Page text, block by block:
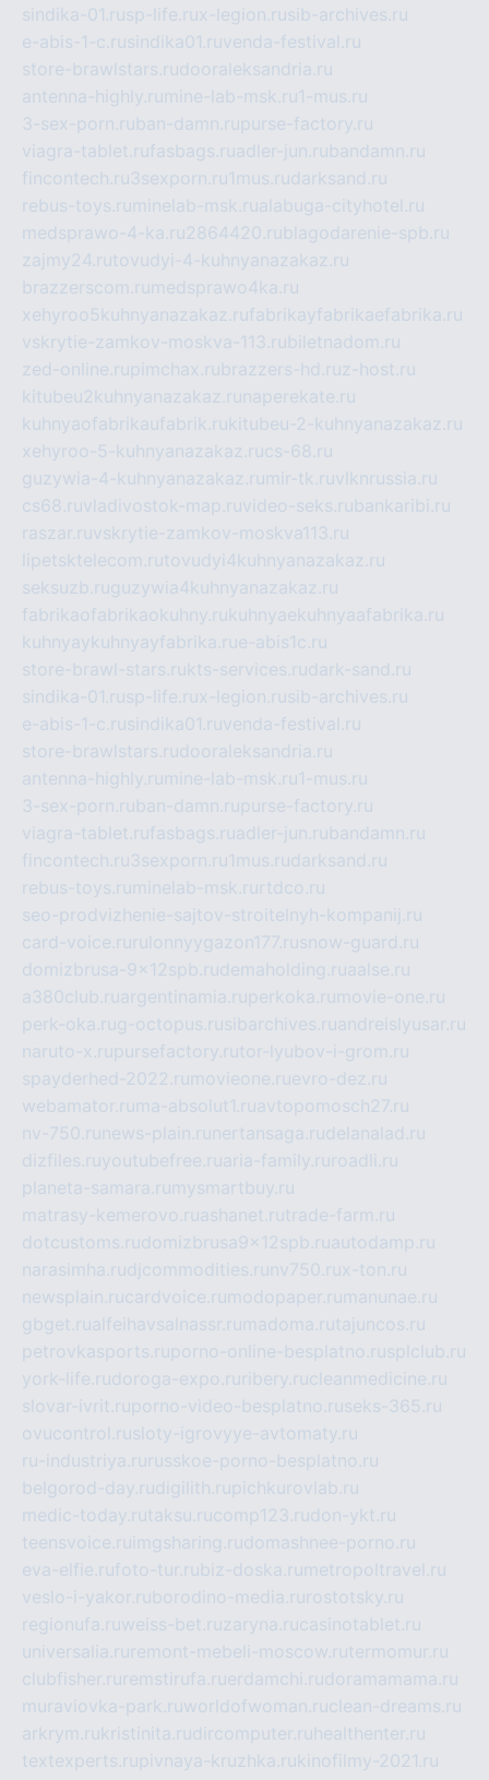
sindika-01.rusp-life.rux-legion.rusib-archives.ru
e-abis-1-c.rusindika01.ruvenda-festival.ru
store-brawlstars.rudooraleksandria.ru
antenna-highly.ru mine-lab-msk.ru1-mus.ru
3-sex-porn.ruban-damn.rupurse-factory.ru
viagra-tablet.rufasbags.ruadler-jun.rubandamn.ru
fincontech.ru3sexporn.ru1mus.rudarksand.ru
rebus-toys.ru minelab-msk.rualabuga-cityhotel.ru
medsprawo-4-ka.ru2864420.rublagodarenie-spb.ru
zajmy24.rutovudyi-4-kuhnyanazakaz.ru
brazzerscom.ru medsprawo4ka.ru
xehyroo5kuhnyanazakaz.rufabrikayfabrikaefabrika.ru
vskrytie-zamkov-moskva-113.rubiletnadom.ru
zed-online.rupimchax.rubrazzers-hd.ruz-host.ru
kitubeu2kuhnyanazakaz.ru naperekate.ru
kuhnyaofabrikaufabrik.rukitubeu-2-kuhnyanazakaz.ru
xehyroo-5-kuhnyanazakaz.rucs-68.ru
guzywia-4-kuhnyanazakaz.ru mir-tk.ruvlknrussia.ru
cs68.ruvladivostok-map.ruvideo-seks.rubankaribi.ru
raszar.ruvskrytie-zamkov-moskva113.ru
lipetsktelecom.rutovudyi4kuhnyanazakaz.ru
seksuzb.ruguzywia4kuhnyanazakaz.ru
fabrikaofabrikaokuhny.rukuhnyaekuhnyaafabrika.ru
kuhnyaykuhnyayfabrika.rue-abis1c.ru
store-brawl-stars.rukts-services.rudark-sand.ru
sindika-01.rusp-life.rux-legion.rusib-archives.ru
e-abis-1-c.rusindika01.ruvenda-festival.ru
store-brawlstars.rudooraleksandria.ru
antenna-highly.ru mine-lab-msk.ru1-mus.ru
3-sex-porn.ruban-damn.rupurse-factory.ru
viagra-tablet.rufasbags.ruadler-jun.rubandamn.ru
fincontech.ru3sexporn.ru1mus.rudarksand.ru
rebus-toys.ru minelab-msk.ru rtdco.ru
seo-prodvizhenie-sajtov-stroitelnyh-kompanij.ru
card-voice.ru rulonnyygazon177.rusnow-guard.ru
domizbrusa-9x12spb.rudemaholding.ruaalse.ru
a380club.ruargentinamia.ruperkoka.ru movie-one.ru
perk-oka.rug-octopus.rusibarchives.ruandreislyusar.ru
naruto-x.rupursefactory.rutor-lyubov-i-grom.ru
spayderhed-2022.ru movieone.ruevro-dez.ru
webamator.ru ma-absolut1.ruavtopomosch27.ru
nv-750.ru news-plain.ru nertansaga.rudelanalad.ru
dizfiles.ruyoutubefree.ruaria-family.ru roadli.ru
planeta-samara.ru mysmartbuy.ru
matrasy-kemerovo.ruashanet.rutrade-farm.ru
dotcustoms.rudomizbrusa9x12spb.ruautodamp.ru
narasimha.rudjcommodities.ru nv750.rux-ton.ru
newsplain.rucardvoice.ru modopaper.ru manunae.ru
gbget.rualfeihavsalnassr.ru madoma.rutajuncos.ru
petrovkasports.ruporno-online-besplatno.rusplclub.ru
york-life.rudoroga-expo.ru ribery.rucleanmedicine.ru
slovar-ivrit.ruporno-video-besplatno.ruseks-365.ru
ovucontrol.rusloty-igrovyye-avtomaty.ru
ru-industriya.ru russkoe-porno-besplatno.ru
belgorod-day.rudigilith.rupichkurovlab.ru
medic-today.rutaksu.rucomp123.rudon-ykt.ru
teensvoice.ru imgsharing.rudomashnee-porno.ru
eva-elfie.rufoto-tur.rubiz-doska.ru metropoltravel.ru
veslo-i-yakor.ruborodino-media.ru rostotsky.ru
regionufa.ruweiss-bet.ruzaryna.rucasinotablet.ru
universalia.ru remont-mebeli-moscow.rutermomur.ru
clubfisher.ru remstirufa.ruerdamchi.rudoramamama.ru
muraviovka-park.ruworldofwoman.ruclean-dreams.ru
arkrym.rukristinita.rudircomputer.ru healthenter.ru
textexperts.rupivnaya-kruzhka.rukinofilmy-2021.ru